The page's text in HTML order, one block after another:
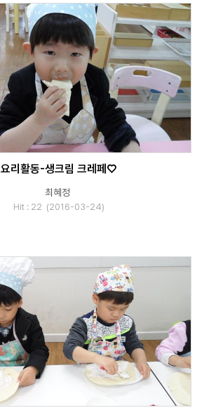
요리활동-생크림 크레페♡
최혜정
Hit : 22 (2016-03-24)